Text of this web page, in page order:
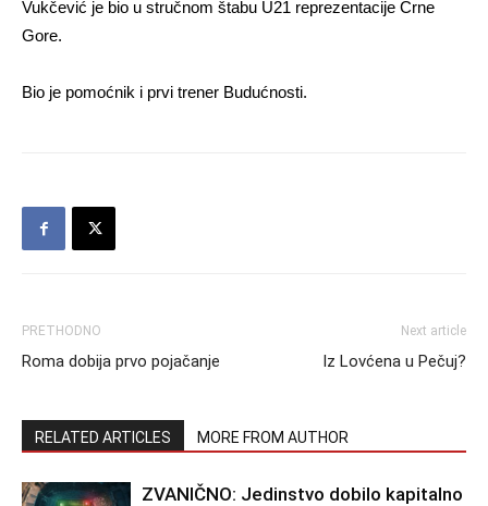
Vukčević je bio u stručnom štabu U21 reprezentacije Crne
Gore.
Bio je pomoćnik i prvi trener Budućnosti.
PRETHODNO
Roma dobija prvo pojačanje
Next article
Iz Lovćena u Pečuj?
RELATED ARTICLES MORE FROM AUTHOR
ZVANIČNO: Jedinstvo dobilo kapitalno